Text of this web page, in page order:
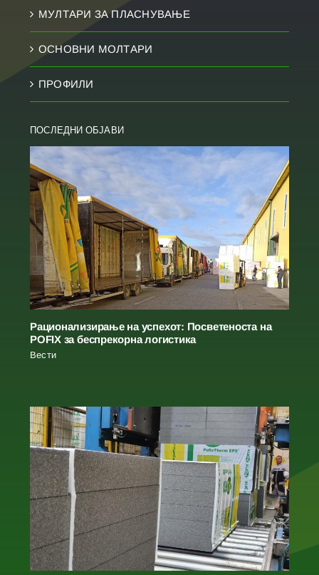
МУЛТАРИ ЗА ПЛАСНУВАЊЕ
ОСНОВНИ МОЛТАРИ
ПРОФИЛИ
ПОСЛЕДНИ ОБЈАВИ
Рационализирање на успехот: Посветеноста на
POFIX за беспрекорна логистика
Вести